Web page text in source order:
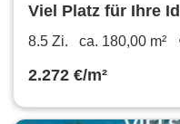
Viel Platz für Ihre
8.5 Zi. ca. 180,00 m²
2.272 €/m²